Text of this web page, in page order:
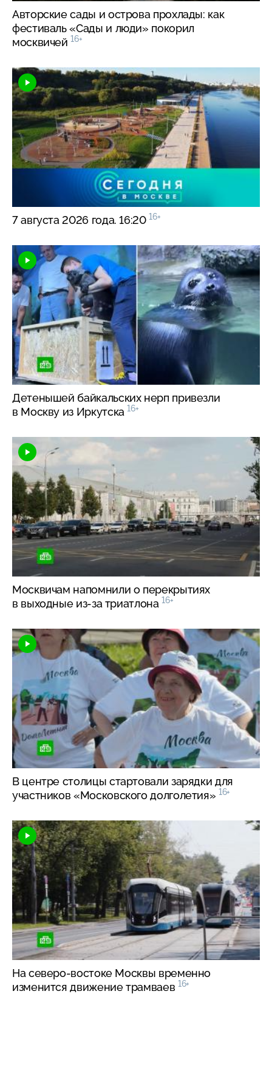
Авторские сады и острова прохлады: как
фестиваль «Сады и люди» покорил
москвичей 16+
7 августа 2026 года. 16:20 16+
Детенышей байкальских нерп привезли
в Москву из Иркутска 16+
Москвичам напомнили о перекрытиях
в выходные из-за триатлона 16+
В центре столицы стартовали зарядки для
участников «Московского долголетия» 16+
На северо-востокеМосквы временно
изменится движение трамваев 16+